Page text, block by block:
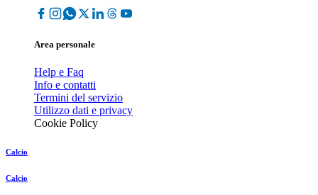
Area personale
Help e Faq
Info e contatti
Termini del servizio
Utilizzo dati e privacy
Cookie Policy
Calcio
Calcio